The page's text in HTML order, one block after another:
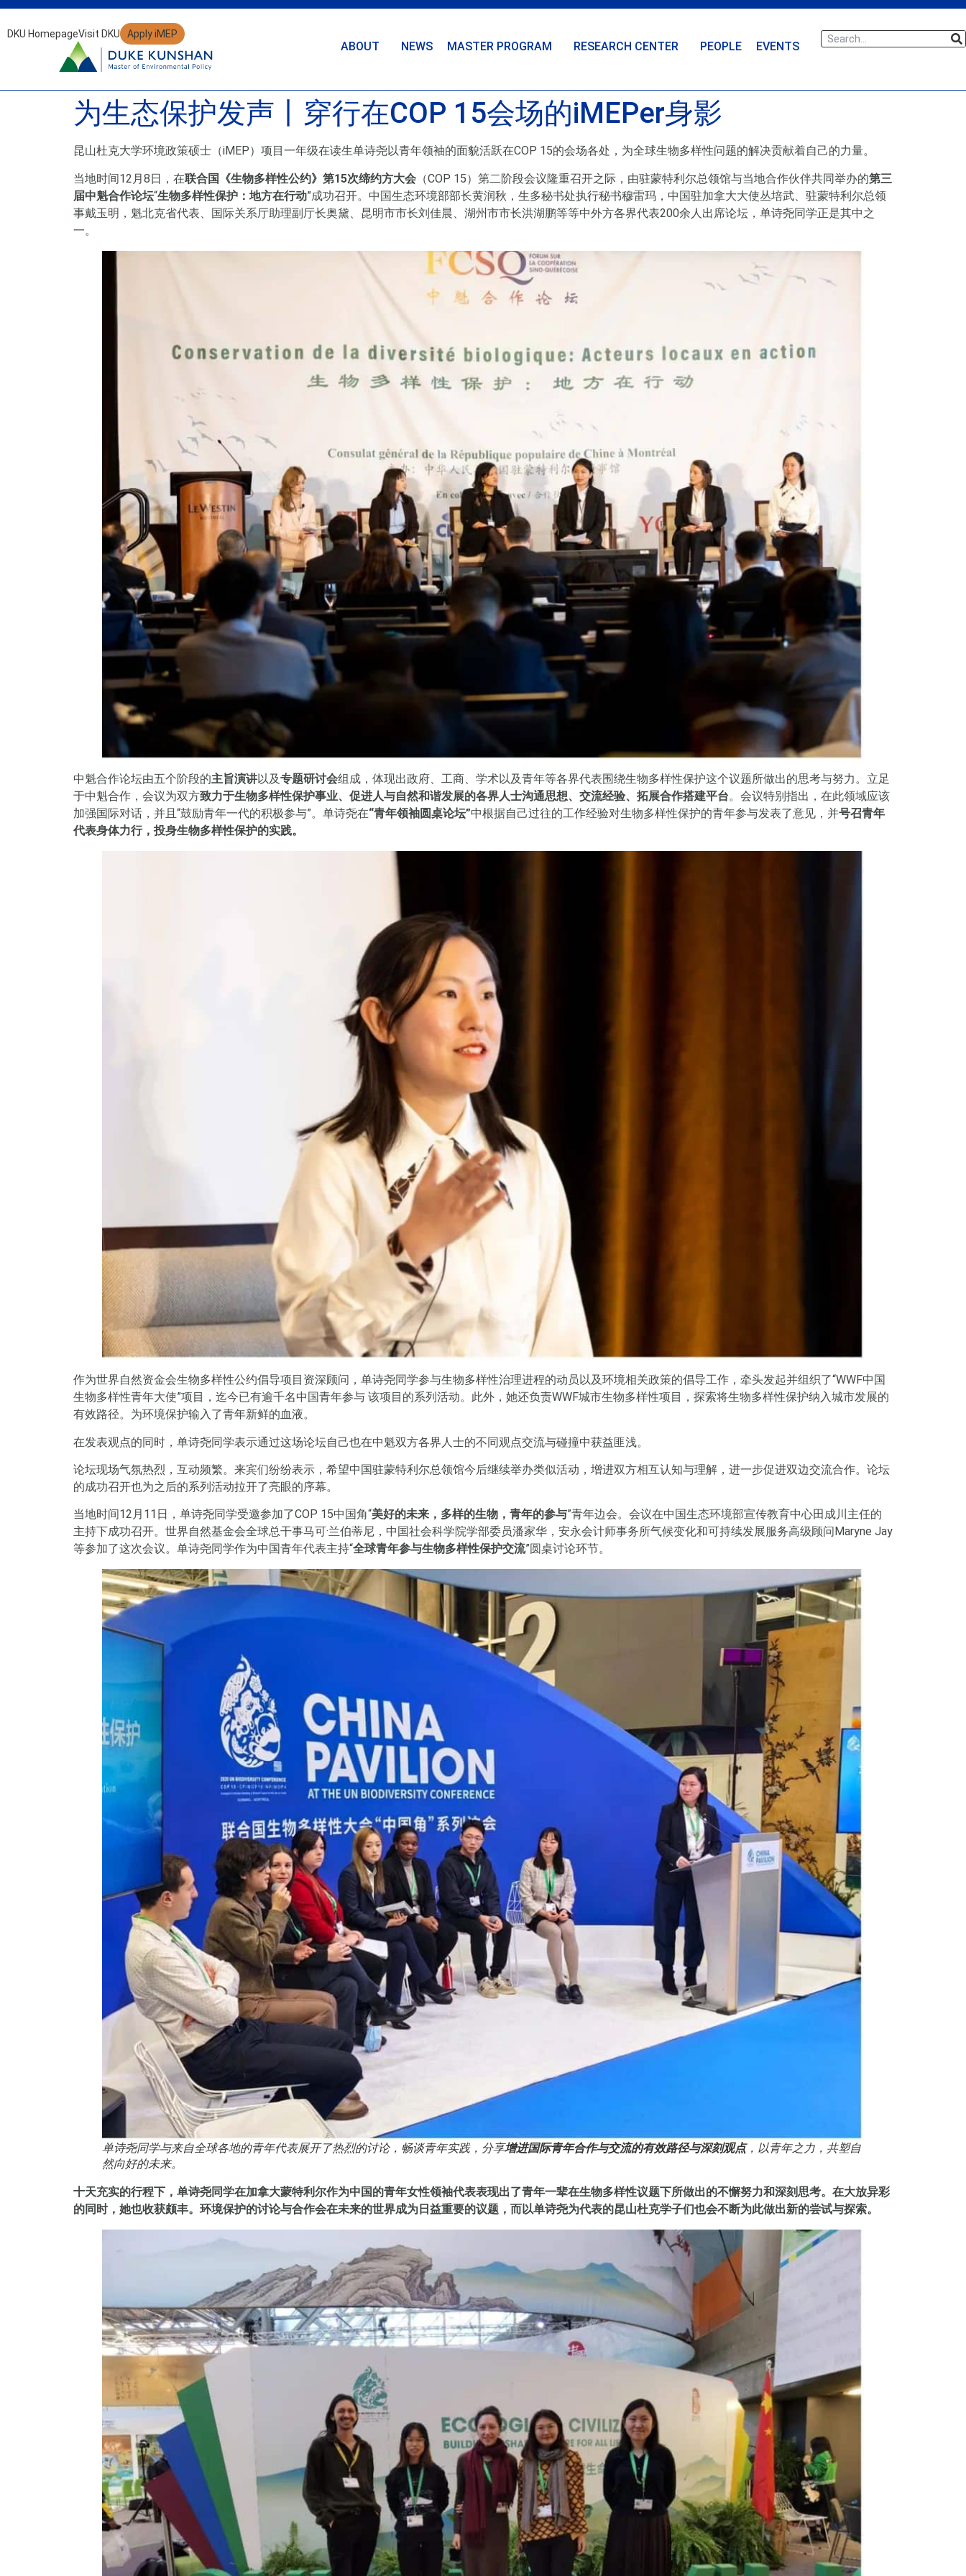
DKU HomepageVisit DKU Apply iMEP
ABOUT NEWS MASTER PROGRAM RESEARCH CENTER PEOPLE EVENTS
为生态保护发声丨穿行在COP 15会场的iMEPer身影
昆山杜克大学环境政策硕士（iMEP）项目一年级在读生单诗尧以青年领袖的面貌活跃在COP 15的会场各处，为全球生物多样性问题的解决贡献着自己的力量。
当地时间12月8日，在联合国《生物多样性公约》第15次缔约方大会 （COP 15）第二阶段会议隆重召开之际，由驻蒙特利尔总领馆与当地合作伙伴共同举办的第三
届中魁合作论坛“生物多样性保护：地方在行动”成功召开。中国生态环境部部长黄润秋，生多秘书处执行秘书穆雷玛，中国驻加拿大大使丛培武、驻蒙特利尔总领
事戴玉明，魁北克省代表、国际关系厅助理副厅长奥黛、昆明市市长刘佳晨、湖州市市长洪湖鹏等等中外方各界代表200余人出席论坛，单诗尧同学正是其中之
一。
中魁合作论坛由五个阶段的主旨演讲以及专题研讨会组成，体现出政府、工商、学术以及青年等各界代表围绕生物多样性保护这个议题所做出的思考与努力。立足
于中魁合作，会议为双方致力于生物多样性保护事业、促进人与自然和谐发展的各界人士沟通思想、交流经验、拓展合作搭建平台。会议特别指出，在此领域应该
加强国际对话，并且“鼓励青年一代的积极参与”。单诗尧在“青年领袖圆桌论坛”中根据自己过往的工作经验对生物多样性保护的青年参与发表了意见，并号召青年
代表身体力行，投身生物多样性保护的实践。
作为世界自然资金会生物多样性公约倡导项目资深顾问，单诗尧同学参与生物多样性治理进程的动员以及环境相关政策的倡导工作，牵头发起并组织了“WWF中国
生物多样性青年大使”项目，迄今已有逾千名中国青年参与 该项目的系列活动。此外，她还负责WWF城市生物多样性项目，探索将生物多样性保护纳入城市发展的
有效路径。为环境保护输入了青年新鲜的血液。
在发表观点的同时，单诗尧同学表示通过这场论坛自己也在中魁双方各界人士的不同观点交流与碰撞中获益匪浅。
论坛现场气氛热烈，互动频繁。来宾们纷纷表示，希望中国驻蒙特利尔总领馆今后继续举办类似活动，增进双方相互认知与理解，进一步促进双边交流合作。论坛
的成功召开也为之后的系列活动拉开了亮眼的序幕。
当地时间12月11日，单诗尧同学受邀参加了COP 15中国角“美好的未来，多样的生物，青年的参与”青年边会。会议在中国生态环境部宣传教育中心田成川主任的
主持下成功召开。世界自然基金会全球总干事马可·兰伯蒂尼，中国社会科学院学部委员潘家华，安永会计师事务所气候变化和可持续发展服务高级顾问Maryne Jay
等参加了这次会议。单诗尧同学作为中国青年代表主持“全球青年参与生物多样性保护交流”圆桌讨论环节。
单诗尧同学与来自全球各地的青年代表展开了热烈的讨论，畅谈青年实践，分享增进国际青年合作与交流的有效路径与深刻观点，以青年之力，共塑自
然向好的未来。
十天充实的行程下，单诗尧同学在加拿大蒙特利尔作为中国的青年女性领袖代表表现出了青年一辈在生物多样性议题下所做出的不懈努力和深刻思考。在大放异彩
的同时，她也收获颇丰。环境保护的讨论与合作会在未来的世界成为日益重要的议题，而以单诗尧为代表的昆山杜克学子们也会不断为此做出新的尝试与探索。